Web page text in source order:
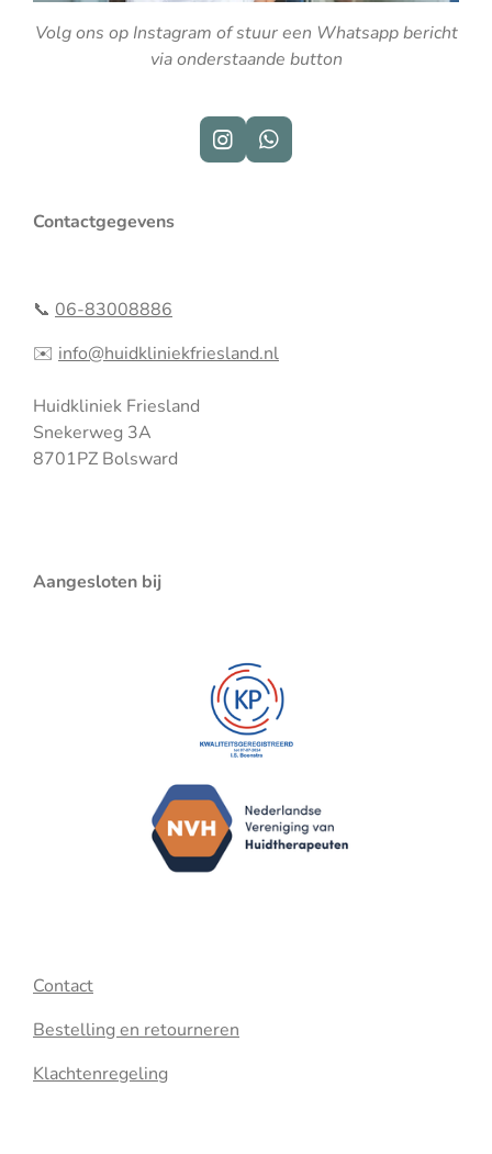
Volg ons op Instagram of stuur een Whatsapp bericht
via onderstaande button
I
n
W
h
Contactgegevens
📞 06-83008886
✉️ info@huidkliniekfriesland.nl
Huidkliniek Friesland
Snekerweg 3A
8701PZ Bolsward
Aangesloten bij
Contact
Bestelling en retourneren
Klachtenregeling